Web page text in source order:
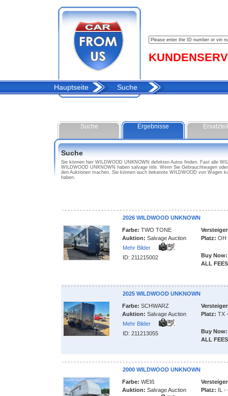
Hauptseite Suche
Suche Ergebnisse
Suche
Sie können hier WILDWOOD UNKNOWN defekten Autos finden. Fast alle
WILDWOOD UNKNOWN haben salvage title. Wenn Sie Gebrauchtwagen
den Auktionen machen. Sie können auch bekannte WILDWOOD von
haben.
2026 WILDWOOD UNKNOWN
Farbe: TWO TONE
Auktion: Salvage Auction
Mehr Bilder
ID: 211215002
Platz: OH
Buy Now:
ALL
2025 WILDWOOD UNKNOWN
Farbe: SCHWARZ
Auktion: Salvage Auction
Mehr Bilder
ID: 211213055
Platz: TX
Buy Now:
ALL
2000 WILDWOOD UNKNOWN
Farbe: WEIß
Auktion: Salvage Auction
Platz: IL -